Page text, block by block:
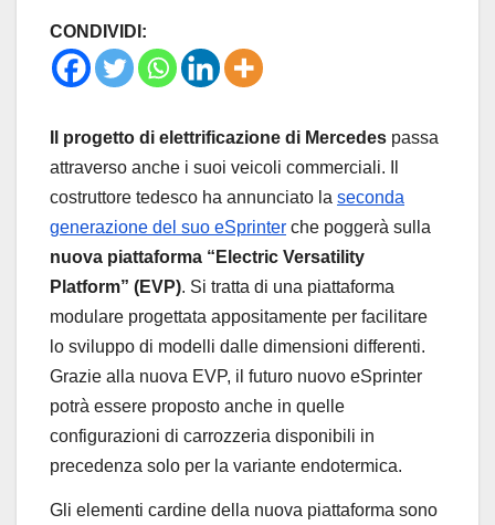
CONDIVIDI:
Il progetto di elettrificazione di Mercedes passa
attraverso anche i suoi veicoli commerciali. Il
costruttore tedesco ha annunciato la seconda
generazione del suo eSprinter che poggerà sulla
nuova piattaforma “Electric Versatility
Platform” (EVP). Si tratta di una piattaforma
modulare progettata appositamente per facilitare
lo sviluppo di modelli dalle dimensioni differenti.
Grazie alla nuova EVP, il futuro nuovo eSprinter
potrà essere proposto anche in quelle
configurazioni di carrozzeria disponibili in
precedenza solo per la variante endotermica.
Gli elementi cardine della nuova piattaforma sono